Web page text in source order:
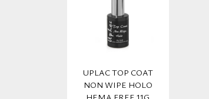
UPLAC TOP COAT
NON WIPE HOLO